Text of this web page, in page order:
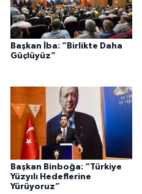
Başkan İba: “Birlikte Daha
Güçlüyüz”
Başkan Binboğa: “Türkiye
Yüzyılı Hedeflerine
Yürüyoruz”